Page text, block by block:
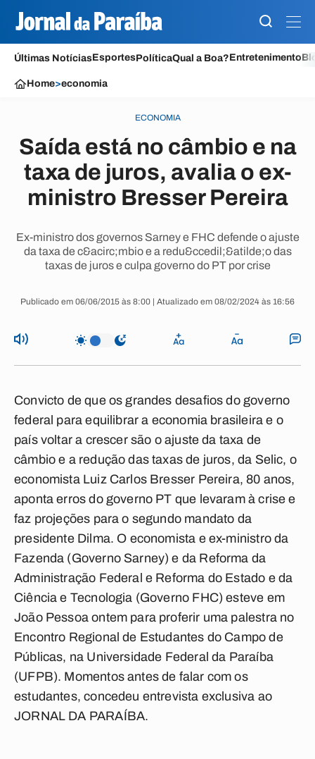
Últimas NotíciasEsportesPolíticaQual a Boa?Entretenimento
Home>economia
ECONOMIA
Saída está no câmbio e na
taxa de juros, avalia o ex-
ministro Bresser Pereira
Ex-ministro dos governos Sarney e FHC defende o ajuste
da taxa de c&acirc;mbio e a redu&ccedil;&atilde;o das
taxas de juros e culpa governo do PT por crise
Publicado em 06/06/2015 às 8:00 | Atualizado em 08/02/2024 às 16:56
Convicto de que os grandes desafios do governo
federal para equilibrar a economia brasileira e o
país voltar a crescer são o ajuste da taxa de
câmbio e a redução das taxas de juros, da Selic, o
economista Luiz Carlos Bresser Pereira, 80 anos,
aponta erros do governo PT que levaram à crise e
faz projeções para o segundo mandato da
presidente Dilma. O economista e ex-ministro da
Fazenda (Governo Sarney) e da Reforma da
Administração Federal e Reforma do Estado e da
Ciência e Tecnologia (Governo FHC) esteve em
João Pessoa ontem para proferir uma palestra no
Encontro Regional de Estudantes do Campo de
Públicas, na Universidade Federal da Paraíba
(UFPB). Momentos antes de falar com os
estudantes, concedeu entrevista exclusiva ao
JORNAL DA PARAÍBA.